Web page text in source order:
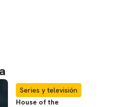
Series y televisión
House of the